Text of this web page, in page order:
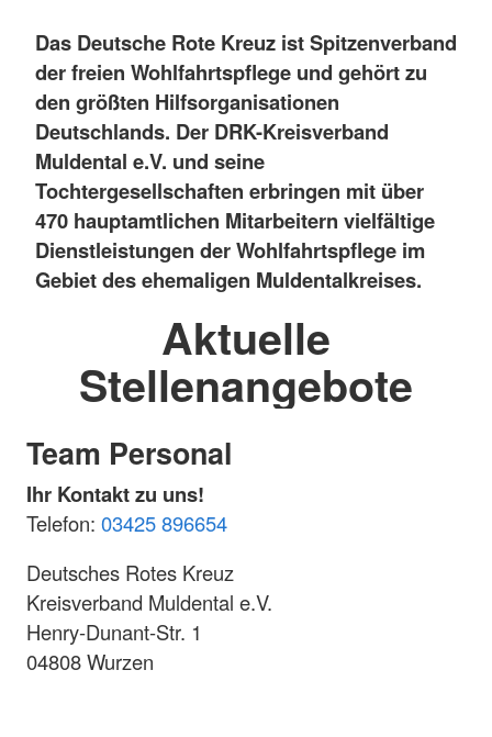
Das Deutsche Rote Kreuz ist Spitzenverband
der freien Wohlfahrtspflege und gehört zu
den größten Hilfsorganisationen
Deutschlands. Der DRK-Kreisverband
Muldental e.V. und seine
Tochtergesellschaften erbringen mit über
470 hauptamtlichen Mitarbeitern vielfältige
Dienstleistungen der Wohlfahrtspflege im
Gebiet des ehemaligen Muldentalkreises.
Aktuelle
Stellenangebote
Team Personal
Ihr Kontakt zu uns!
Telefon: 03425 896654
Deutsches Rotes Kreuz
Kreisverband Muldental e.V.
Henry-Dunant-Str. 1
04808 Wurzen